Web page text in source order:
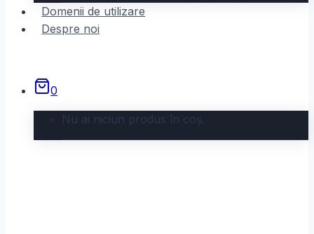
Domenii de utilizare
Despre noi
0
Nu ai niciun produs în coș.